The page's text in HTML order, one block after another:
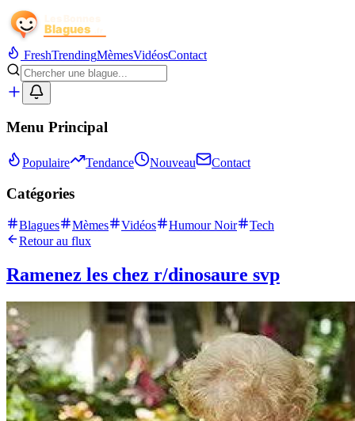
FreshTrendingMèmesVidéosContact
Menu Principal
Populaire Tendance Nouveau Contact
Catégories
Blagues Mèmes Vidéos Humour Noir
Tech
Retour au flux
Ramenez les chez r/dinosaure svp